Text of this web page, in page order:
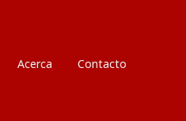
Acerca Contacto